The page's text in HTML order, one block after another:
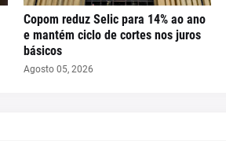
Copom reduz Selic para 14% ao ano
e mantém ciclo de cortes nos juros
básicos
Agosto 05, 2026